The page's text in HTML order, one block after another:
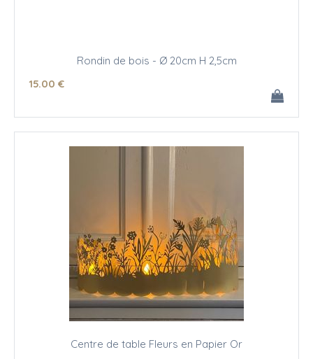
Rondin de bois - Ø 20cm H 2,5cm
15.00 €
Centre de table Fleurs en Papier Or